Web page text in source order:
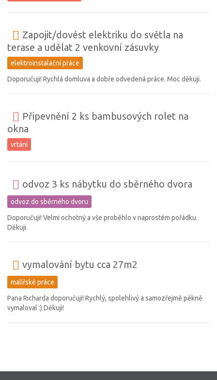
Zapojit/dovést elektriku do světla na
terase a udělat 2 venkovní zásuvky
elektroinstalační práce
Doporučuji! Rychlá domluva a dobře odvedená práce. Moc děkuji.
Připevnění 2 ks bambusových rolet na
okna
vrtání
odvoz 3 ks nábytku do sběrného dvora
odvoz do sběrného dvoru
Doporučuji! Velmi ochotný a vše proběhlo v naprostém pořádku.
Děkuji.
vymalování bytu cca 27m2
malířské práce
Pana Richarda doporučuji! Rychlý, spolehlivý a samozřejmě pěkně
vymaloval :) Děkuji!